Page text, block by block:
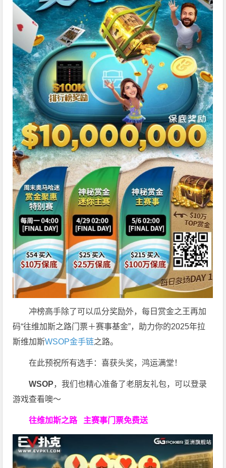
冲榜高手除了可以瓜分奖励外，每日赏金之王再加
码“往维加斯之路门票＋赛事基金”，助力你的2025年拉
斯维加斯WSOP金手链之路。
在此预祝所有选手：喜获头奖，鸿运满堂！
WSOP，我们也精心准备了老朋友礼包，可以登录
游戏查看噢～
往维加斯之路 主赛事门票免费送